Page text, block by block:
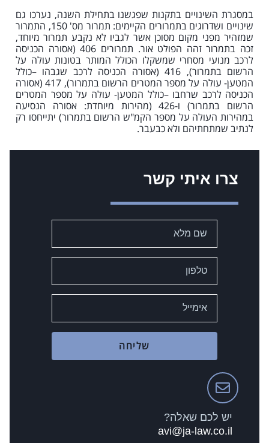
במסגרת השינויים בתקנות שפגשנו בתחילת השנה, נערכו גם
שינויים ושדרוגים בתמרורים הקיימים: תמרור מס' 150, התמרור
שמזהיר מפני מקום מסוכן אשר לגביו לא נקבע תמרור מיוחד,
זכה בתמרור זהה הפולט אור. תמרורים 406 (אסורה הכניסה
לרכב מנועי מסחרי שמשקלו הכולל המותר בטונות עולה על
הרשום בתמרור), 416 (אסורה הכניסה לרכב שגבהו –כולל
המטען- עולה על מספר המטרים הרשום בתמרור), 417 (אסורה
הכניסה לרכב שרחבו –כולל המטען- עולה על מספר המטרים
הרשום בתמרור) ו-426 (מהירות מיוחדת: אסורה הנסיעה
במהירות העולה על מספר הקמ"ש הרשום בתמרור) יתייחסו רק
לנתיב שמתחתיהם ולא כבעבר.
צרו איתי קשר
שליחה
יש לכם שאלה?
avi@ja-law.co.il